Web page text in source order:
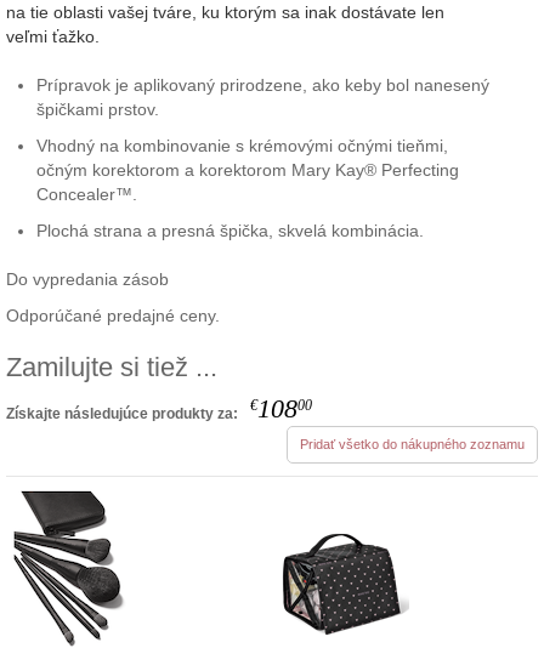
na tie oblasti vašej tváre, ku ktorým sa inak dostávate len
veľmi ťažko.
Prípravok je aplikovaný prirodzene, ako keby bol nanesený
špičkami prstov.
Vhodný na kombinovanie s krémovými očnými tieňmi,
očným korektorom a korektorom Mary Kay® Perfecting
Concealer™.
Plochá strana a presná špička, skvelá kombinácia.
Do vypredania zásob
Odporúčané predajné ceny.
Zamilujte si tiež ...
Získajte následujúce produkty za: €10800
Pridať všetko do nákupného zoznamu